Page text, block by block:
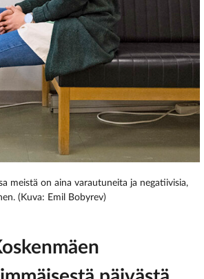
meistä on aina varautuneita ja negatiivisia,
(Kuva: Emil Bobyrev)